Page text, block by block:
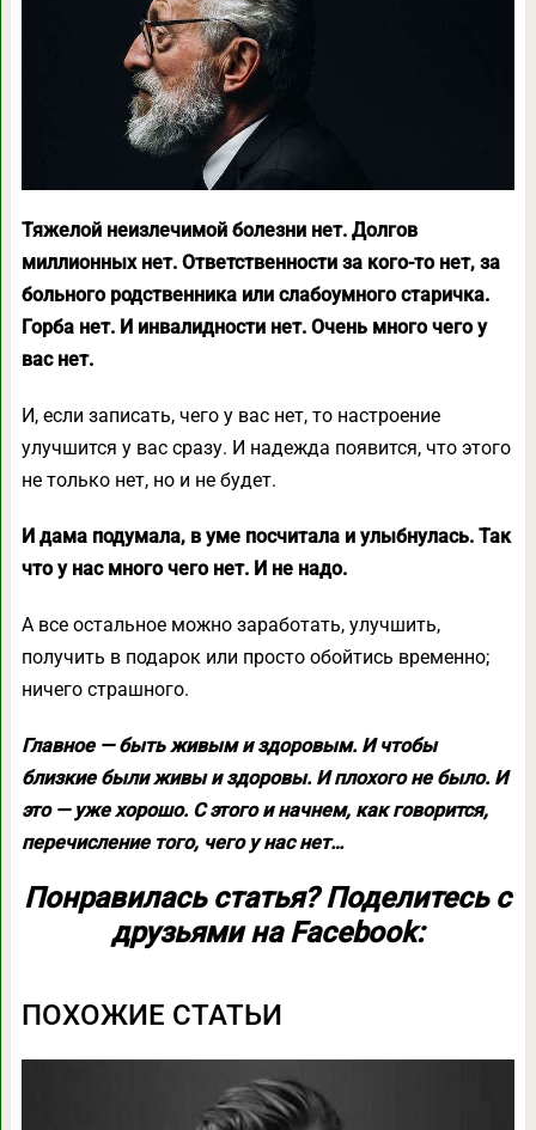
Тяжелой неизлечимой болезни нет. Долгов
миллионных нет. Ответственности за кого-то нет, за
больного родственника или слабоумного старичка.
Горба нет. И инвалидности нет. Очень много чего у
вас нет.
И, если записать, чего у вас нет, то настроение
улучшится у вас сразу. И надежда появится, что этого
не только нет, но и не будет.
И дама подумала, в уме посчитала и улыбнулась. Так
что у нас много чего нет. И не надо.
А все остальное можно заработать, улучшить,
получить в подарок или просто обойтись временно;
ничего страшного.
Главное — быть живым и здоровым. И чтобы
близкие были живы и здоровы. И плохого не было. И
это — уже хорошо. С этого и начнем, как говорится,
перечисление того, чего у нас нет…
Понравилась статья? Поделитесь с
друзьями на Facebook:
ПОХОЖИЕ СТАТЬИ